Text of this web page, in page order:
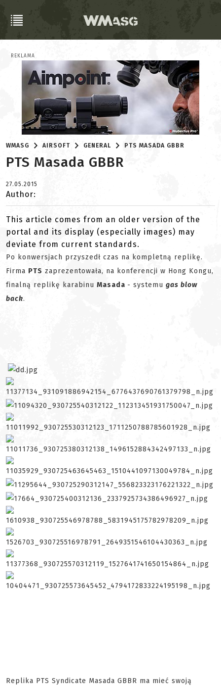
REKLAMA
WMASG AIRSOFT GENERAL PTS MASADA GBBR
PTS Masada GBBR
27.05.2015
Author:
This article comes from an older version of the
portal and its display (especially images) may
deviate from current standards.
Po konwersjach przyszedł czas na kompletną replikę.
Firma PTS zaprezentowała, na konferencji w Hong Kongu,
finalną replikę karabinu Masada - systemu gas blow
back.
Replika PTS Syndicate Masada GBBR ma mieć swoją